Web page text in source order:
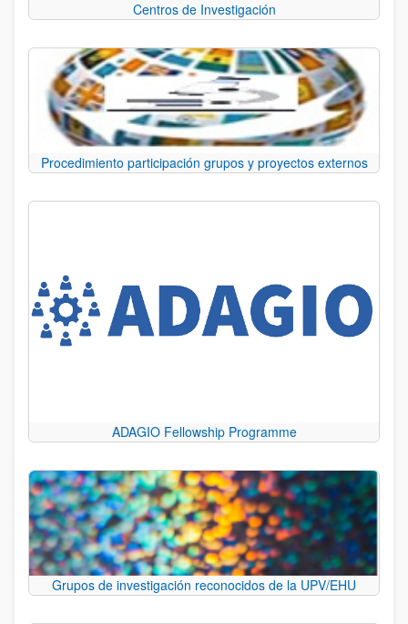
Centros de Investigación
Procedimiento participación grupos y proyectos externos
ADAGIO Fellowship Programme
Grupos de investigación reconocidos de la UPV/EHU